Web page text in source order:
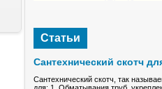
Статьи
Сантехнический скотч
Сантехнический скотч, так